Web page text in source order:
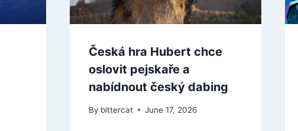
Česká hra Hubert chce
oslovit pejskaře a
nabídnout český dabing
By bittercat June 17, 2026